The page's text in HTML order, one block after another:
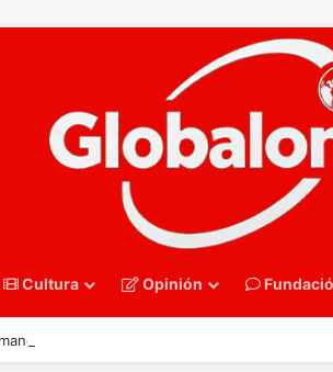
Cultura Opinión
– España derriba a Francia y se instala en